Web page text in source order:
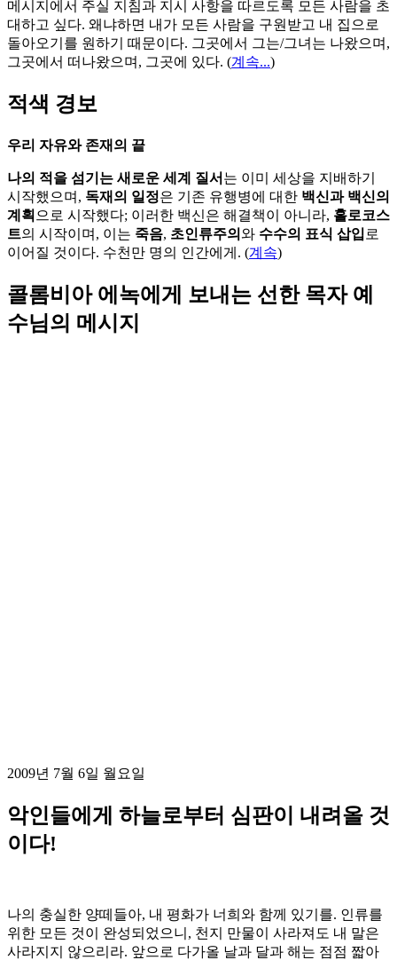
메시지에서 주실 지침과 지시 사항을 따르도록 모든 사람을 초
대하고 싶다. 왜냐하면 내가 모든 사람을 구원받고 내 집으로
돌아오기를 원하기 때문이다. 그곳에서 그는/그녀는 나왔으며,
그곳에서 떠나왔으며, 그곳에 있다. (계속...)
적색 경보
우리 자유와 존재의 끝
나의 적을 섬기는 새로운 세계 질서 는 이미 세상을 지배하기
시작했으며, 독재의 일정은 기존 유행병에 대한 백신과 백신의
계획 으로 시작했다; 이러한 백신은 해결책이 아니라, 홀로코스
트의 시작이며, 이는 죽음, 초인류주의 와 수수의 표식 삽입 로
이어질 것이다. 수천만 명의 인간에게. (계속)
콜롬비아 에녹에게 보내는 선한 목자 예
수님의 메시지
2009년 7월 6일 월요일
악인들에게 하늘로부터 심판이 내려올 것
이다!
나의 충실한 양떼들아, 내 평화가 너희와 함께 있기를. 인류를
위한 모든 것이 완성되었으니, 천지 만물이 사라져도 내 말은
사라지지 않으리라. 앞으로 다가올 날과 달과 해는 점점 짧아